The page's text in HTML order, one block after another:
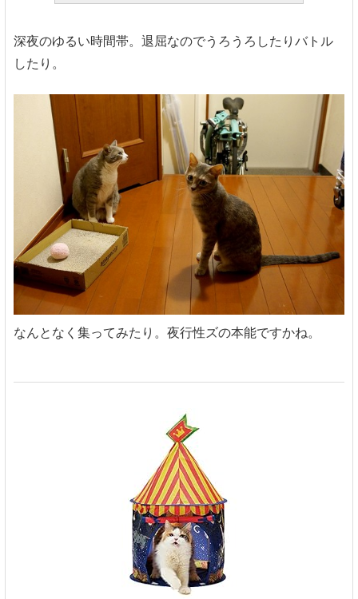
深夜のゆるい時間帯。退屈なのでうろうろしたりバトル
したり。
なんとなく集ってみたり。夜行性ズの本能ですかね。